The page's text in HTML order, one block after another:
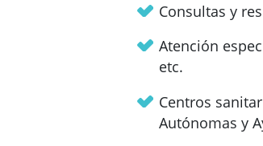
Consultas y
Atención
etc.
Centros
Autónomas y